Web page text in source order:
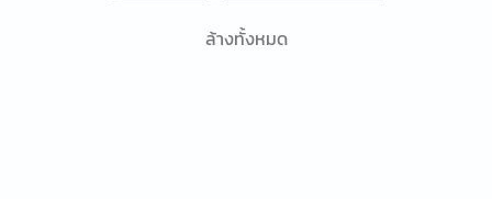
ล้างทั้งหมด